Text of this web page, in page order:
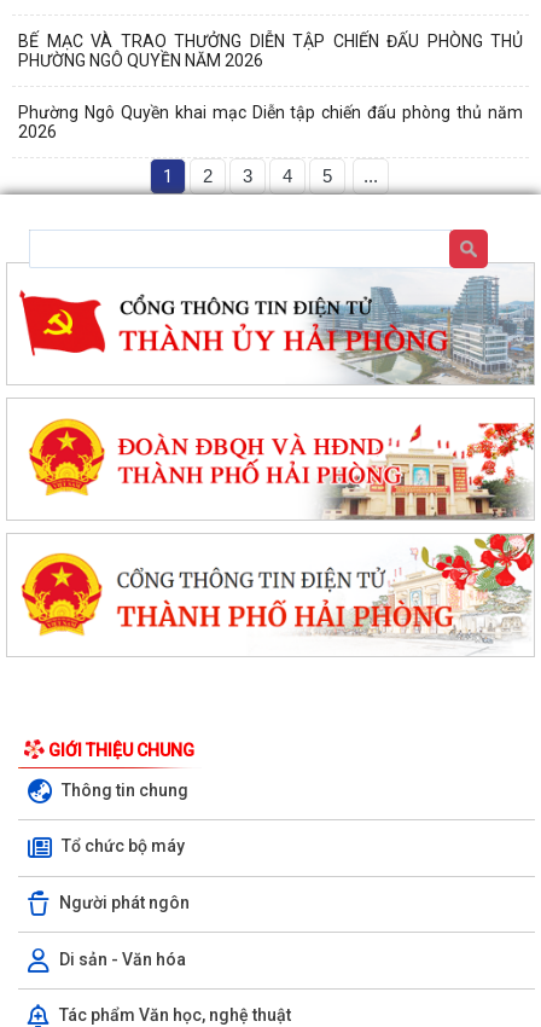
BẾ MẠC VÀ TRAO THƯỞNG DIỄN TẬP CHIẾN ĐẤU PHÒNG THỦ
PHƯỜNG NGÔ QUYỀN NĂM 2026
Phường Ngô Quyền khai mạc Diễn tập chiến đấu phòng thủ năm
2026
1 2 3 4 5 ...
GIỚI THIỆU CHUNG
Thông tin chung
Tổ chức bộ máy
Người phát ngôn
Di sản - Văn hóa
Tác phẩm Văn học, nghệ thuật